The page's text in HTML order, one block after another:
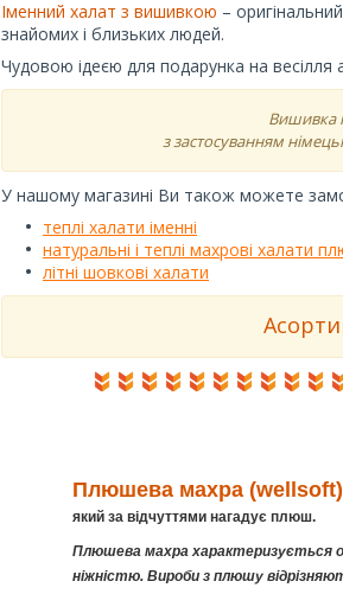
Іменний халат з вишивкою –
знайомих і близьких людей.
Чудовою ідеєю для подарунка на весілля
Вишивка
з застосуванням
У нашому магазині Ви також можете
теплі халати іменні
натуральні і теплі махрові халати
літні шовкові халати
Плюшева махра (wellsoft)
який за відчуттями нагадує плюш.
Плюшева махра характеризується
ніжністю. Вироби з плюшу